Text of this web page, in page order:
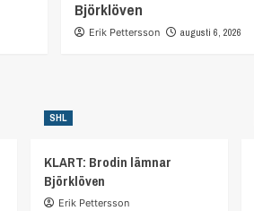
Björklöven
Erik Pettersson augusti 6, 2026
SHL
KLART: Brodin lämnar
Björklöven
Erik Pettersson